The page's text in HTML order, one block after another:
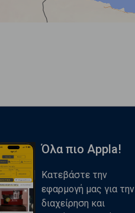
Όλα πιο Appla!
Κατεβάστε την
εφαρμογή μας για την
διαχείρηση και